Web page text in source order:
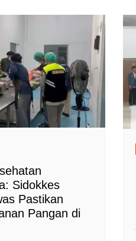
Sidokkes
Pastikan
Pangan di